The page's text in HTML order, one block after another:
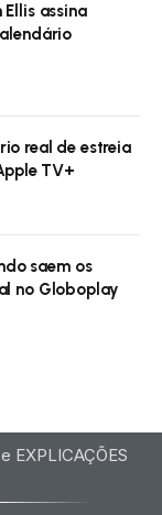
Ellis assina
real de estreia
TV+
saem os
no Globoplay
EXPLICAÇÕES